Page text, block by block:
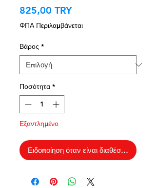
825,00 TRYΤιμή
ΦΠΑ Περιλαμβάνεται
Βάρος *
Ποσότητα *
Εξαντλημένο
Ειδοποίηση όταν είναι διαθέσιμο